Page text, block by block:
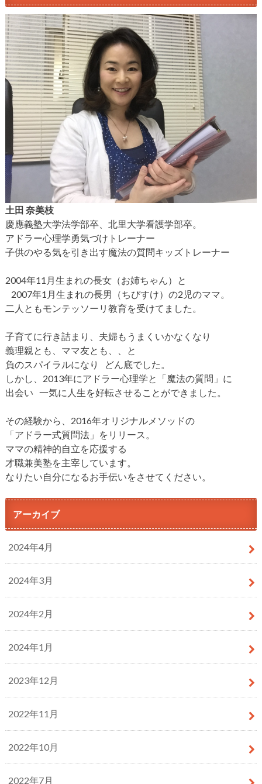
土田 奈美枝
慶應義塾大学法学部卒、北里大学看護学部卒。
アドラー心理学勇気づけトレーナー
子供のやる気を引き出す魔法の質問キッズトレーナー
2004年11月生まれの長女（お姉ちゃん）と
2007年1月生まれの長男（ちびすけ）の2児のママ。
二人ともモンテッソーリ教育を受けてました。
子育てに行き詰まり、夫婦もうまくいかなくなり
義理親とも、ママ友とも、、と
負のスパイラルになり どん底でした。
しかし、2013年にアドラー心理学と「魔法の質問」に
出会い 一気に人生を好転させることができました。
その経験から、2016年オリジナルメソッドの
「アドラー式質問法」をリリース。
ママの精神的自立を応援する
才職兼美塾を主宰しています。
なりたい自分になるお手伝いをさせてください。
アーカイブ
2024年4月
2024年3月
2024年2月
2024年1月
2023年12月
2022年11月
2022年10月
2022年7月